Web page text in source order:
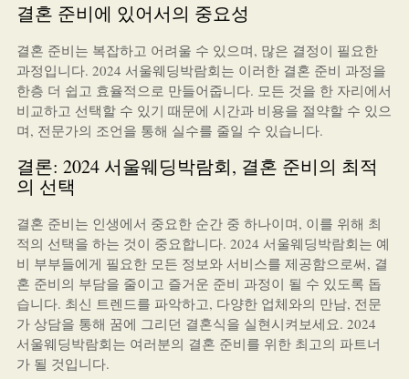
결혼 준비에 있어서의 중요성
결혼 준비는 복잡하고 어려울 수 있으며, 많은 결정이 필요한
과정입니다. 2024 서울웨딩박람회는 이러한 결혼 준비 과정을
한층 더 쉽고 효율적으로 만들어줍니다. 모든 것을 한 자리에서
비교하고 선택할 수 있기 때문에 시간과 비용을 절약할 수 있으
며, 전문가의 조언을 통해 실수를 줄일 수 있습니다.
결론: 2024 서울웨딩박람회, 결혼 준비의 최적
의 선택
결혼 준비는 인생에서 중요한 순간 중 하나이며, 이를 위해 최
적의 선택을 하는 것이 중요합니다. 2024 서울웨딩박람회는 예
비 부부들에게 필요한 모든 정보와 서비스를 제공함으로써, 결
혼 준비의 부담을 줄이고 즐거운 준비 과정이 될 수 있도록 돕
습니다. 최신 트렌드를 파악하고, 다양한 업체와의 만남, 전문
가 상담을 통해 꿈에 그리던 결혼식을 실현시켜보세요. 2024
서울웨딩박람회는 여러분의 결혼 준비를 위한 최고의 파트너
가 될 것입니다.